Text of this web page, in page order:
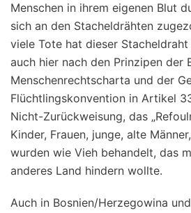
Menschen in ihrem eigenen Blut
sich an den Stacheldrähten
viele Tote hat dieser
auch hier nach den Prinzipen der
Menschenrechtscharta und der
Flüchtlingskonvention in Artikel
Nicht-Zurückweisung, das
Kinder, Frauen, junge, alte
wurden wie Vieh behandelt, das
anderes Land hindern wollte.
Auch in Bosnien/Herzegowina